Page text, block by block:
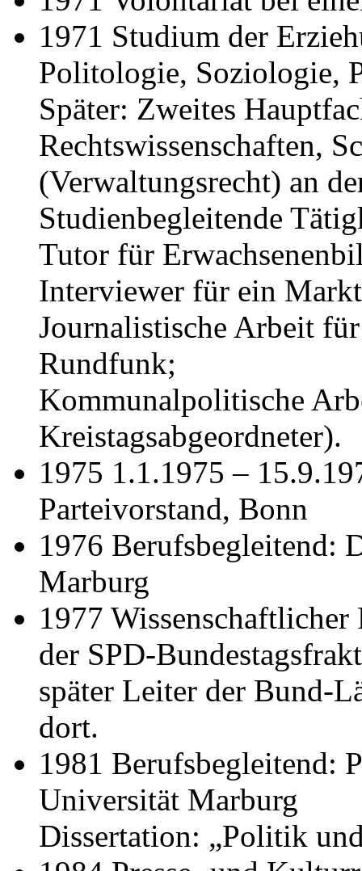
1971 Studium der
Politologie, Soziologie,
Später: Zweites
Rechtswissenschaften,
(Verwaltungsrecht) an
Studienbegleitende
Tutor für
Interviewer für ein
Journalistische Arbeit
Rundfunk;
Kommunalpolitische
Kreistagsabgeordneter).
1975 1.1.1975 –
Parteivorstand, Bonn
1976 Berufsbegleitend:
Marburg
1977
der SPD-
später Leiter der Bund-
dort.
1981 Berufsbegleitend:
Universität Marburg
Dissertation: „Politik